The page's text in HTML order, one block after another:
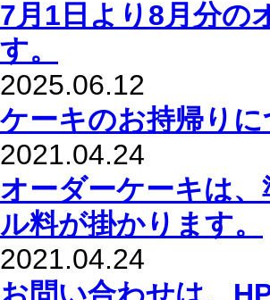
7月1日より8月分の
す。
2025.06.12
ケーキのお持帰りに
2021.04.24
オーダーケーキは
ル料が掛かります。
2021.04.24